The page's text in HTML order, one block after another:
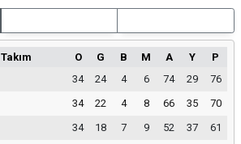
Takım O G B M A Y
P
34 24 4 6 74 29
76
34 22 4 8 66 35
70
34 18 7 9 52 37
61